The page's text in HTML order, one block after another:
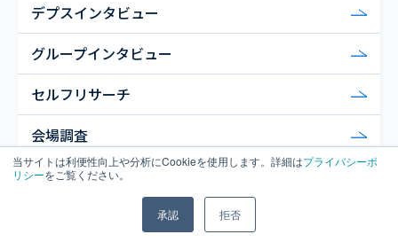
当サイトは利便性向上や分析にCookieを使用します。詳細はプライバシーポ
リシーをご覧ください。
承認 拒否
デプスインタビュー
グループインタビュー
セルフリサーチ
会場調査
街頭調査
ホームユーステスト（HUT）